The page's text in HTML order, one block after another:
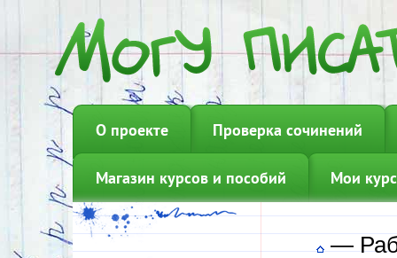
О проекте Проверка сочинений
Магазин курсов и пособий Мои
—